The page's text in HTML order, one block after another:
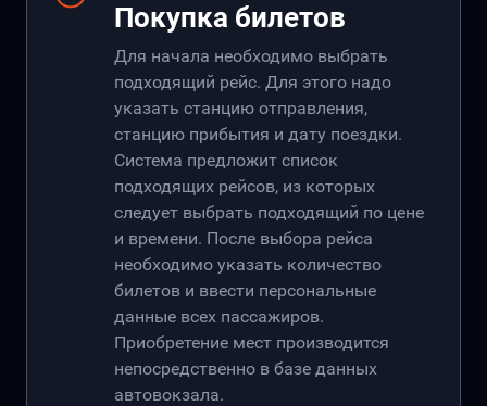
Покупка билетов
Для начала необходимо выбрать
подходящий рейс. Для этого надо
указать станцию отправления,
станцию прибытия и дату поездки.
Система предложит список
подходящих рейсов, из которых
следует выбрать подходящий по цене
и времени. После выбора рейса
необходимо указать количество
билетов и ввести персональные
данные всех пассажиров.
Приобретение мест производится
непосредственно в базе данных
автовокзала.